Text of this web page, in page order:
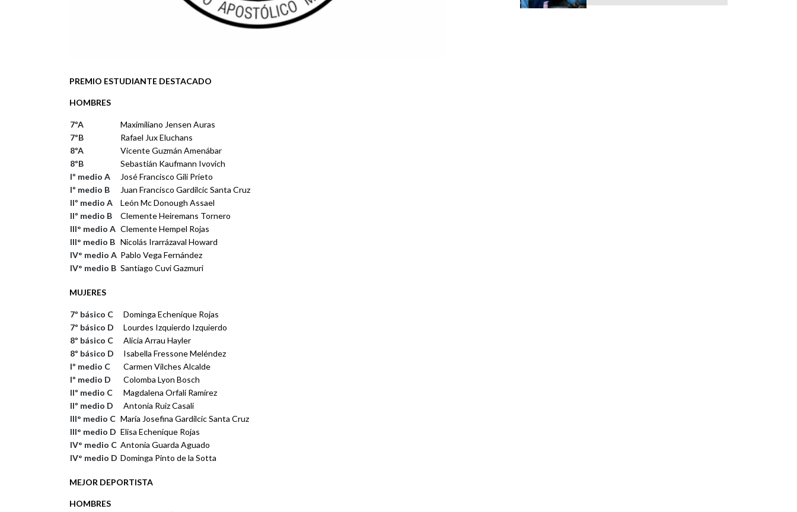
PREMIO ESTUDIANTE DESTACADO
HOMBRES
7ºA
Maximiliano Jensen Auras
7ºB
Rafael Jux Eluchans
8ºA
Vicente Guzmán Amenábar
8ºB
Sebastián Kaufmann Ivovich
Iº medio A
José Francisco Gili Prieto
Iº medio B
Juan Francisco Gardilcic Santa Cruz
IIº medio A
León Mc Donough Assael
IIº medio B
Clemente Heiremans Tornero
III° medio A Clemente Hempel Rojas
III° medio B Nicolás Irarrázaval Howard
IV° medio A Pablo Vega Fernández
IV° medio B Santiago Cuvi Gazmuri
MUJERES
7º básico C
Dominga Echenique Rojas
7º básico D
Lourdes Izquierdo Izquierdo
8º básico C
Alicia Arrau Hayler
8º básico D
Isabella Fressone Meléndez
Iº medio C
Carmen Vilches Alcalde
Iº medio D
Colomba Lyon Bosch
IIº medio C
Magdalena Orfali Ramírez
IIº medio D
Antonia Ruiz Casali
III° medio C María Josefina Gardilcic Santa Cruz
III° medio D Elisa Echenique Rojas
IV° medio C Antonia Guarda Aguado
IV° medio D Dominga Pinto de la Sotta
MEJOR DEPORTISTA
HOMBRES